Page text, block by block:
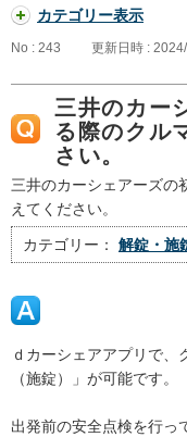
カテゴリー表示
No : 243 更新日時 :
三井のカー
る際のクル
さい。
三井のカーシェアーズの
えてください。
カテゴリー： 解錠・施
ｄカーシェアアプリで、
（施錠）」が可能です。
出発前の安全点検を行っ